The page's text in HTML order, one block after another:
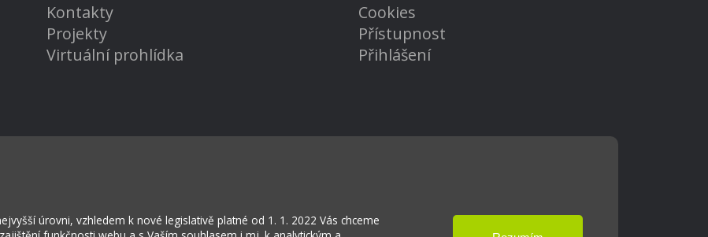
úrovni, vzhledem k nové legislativě platné od 1. 1. 2022 Vás chceme
Kontakty
Projekty
Virtuální prohlídka
Cookies
Přístupnost
Přihlášení
Lhota